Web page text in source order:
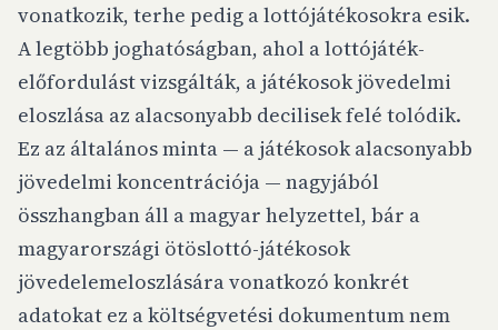
vonatkozik, terhe pedig a lottójátékosokra esik.
A legtöbb joghatóságban, ahol a lottójáték-
előfordulást vizsgálták, a játékosok jövedelmi
eloszlása az alacsonyabb decilisek felé tolódik.
Ez az általános minta — a játékosok alacsonyabb
jövedelmi koncentrációja — nagyjából
összhangban áll a magyar helyzettel, bár a
magyarországi ötöslottó-játékosok
jövedelemeloszlására vonatkozó konkrét
adatokat ez a költségvetési dokumentum nem